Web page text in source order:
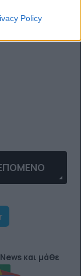
Policy
ΤΗΆΡΘΡΟ:
και μάθε